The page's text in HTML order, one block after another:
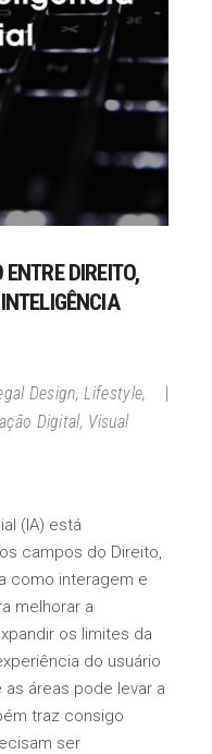
DIREITO,
Design,Lifestyle,
Digital, Visual
(IA) está
campos do Direito,
como interagem e
melhorar a
os limites da
do usuário
áreas pode levar a
traz consigo
ser